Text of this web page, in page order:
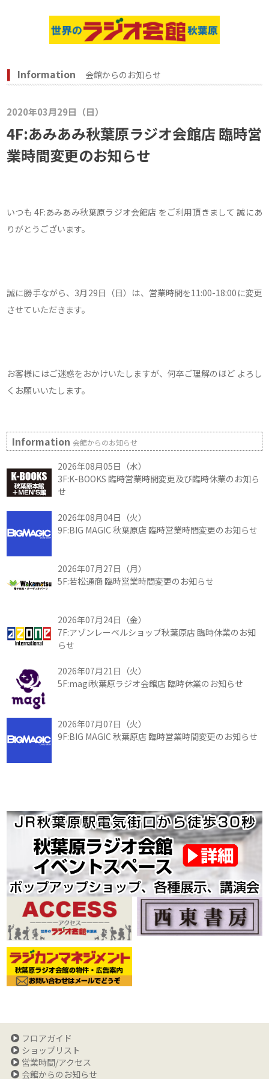
Information 会館からのお知らせ
2020年03月29日（日）
4F:あみあみ秋葉原ラジオ会館店 臨時営
業時間変更のお知らせ
いつも 4F:あみあみ秋葉原ラジオ会館店 をご利用頂きまして 誠にあ
りがとうございます。
誠に勝手ながら、3月29日（日）は、営業時間を11:00-18:00に変更
させていただきます。
お客様にはご迷惑をおかけいたしますが、何卒ご理解のほど よろし
くお願いいたします。
Information会館からのお知らせ
2026年08月05日（水）
3F:K-BOOKS 臨時営業時間変更及び臨時休業のお知ら
せ
2026年08月04日（火）
9F:BIG MAGIC 秋葉原店 臨時営業時間変更のお知らせ
2026年07月27日（月）
5F:若松通商 臨時営業時間変更のお知らせ
2026年07月24日（金）
7F:アゾンレーベルショップ秋葉原店 臨時休業のお知
らせ
2026年07月21日（火）
5F:magi秋葉原ラジオ会館店 臨時休業のお知らせ
2026年07月07日（火）
9F:BIG MAGIC 秋葉原店 臨時営業時間変更のお知らせ
フロアガイド
ショップリスト
営業時間/アクセス
会館からのお知らせ